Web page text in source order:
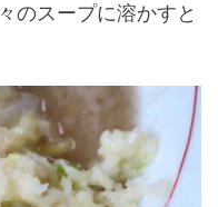
のスープに溶かすと